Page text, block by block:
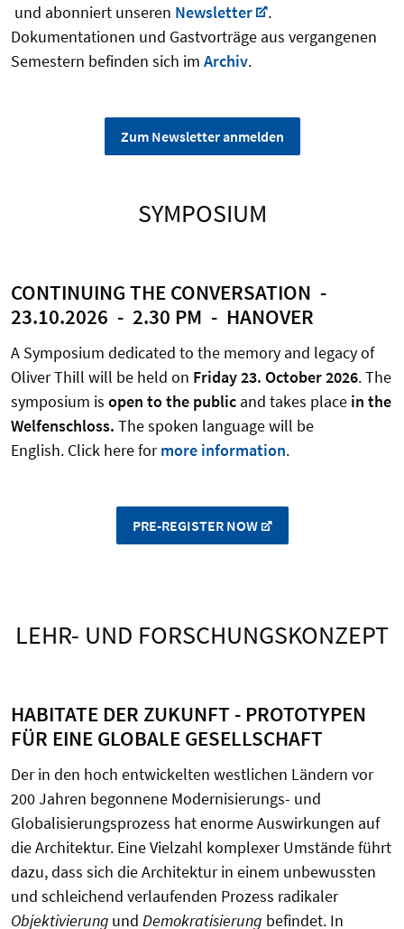
und abonniert unseren Newsletter
.
Dokumentationen und Gastvorträge aus vergangenen
Semestern befinden sich im Archiv.
Zum Newsletter anmelden
SYMPOSIUM
CONTINUING THE CONVERSATION -
23.10.2026 - 2.30 PM - HANOVER
A Symposium dedicated to the memory and legacy of
Oliver Thill will be held on Friday 23. October 2026. The
symposium is open to the public and takes place in the
Welfenschloss. The spoken language will be
English. Click here formore information.
PRE-REGISTER NOW
LEHR- UND FORSCHUNGSKONZEPT
HABITATE DER ZUKUNFT - PROTOTYPEN
FÜR EINE GLOBALE GESELLSCHAFT
Der in den hoch entwickelten westlichen Ländern vor
200 Jahren begonnene Modernisierungs- und
Globalisierungsprozess hat enorme Auswirkungen auf
die Architektur. Eine Vielzahl komplexer Umstände führt
dazu, dass sich die Architektur in einem unbewussten
und schleichend verlaufenden Prozess radikaler
Objektivierung und Demokratisierung befindet. In